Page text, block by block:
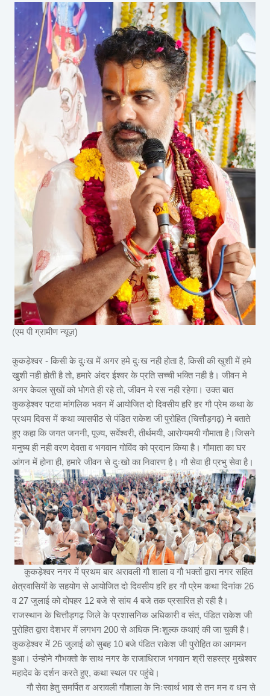
(एम पी ग्रामीण न्यूज़)
कुकड़ेश्वर - किसी के दुःख में अगर हमे दुःख नही होता है, किसी की खुशी में हमे
खुशी नही होती है तो, हमारे अंदर ईश्वर के प्रति सच्ची भक्ति नही है। जीवन मे
अगर केवल सुखों को भोगते ही रहे तो, जीवन मे रस नही रहेगा। उक्त बात
कुकड़ेश्वर पटवा मांगलिक भवन में आयोजित दो दिवसीय हरि हर गौ प्रेम कथा के
प्रथम दिवस में कथा व्यासपीठ से पंडित राकेश जी पुरोहित (चित्तौड़गढ़) ने बताते
हुए कहा कि जगत जननी, पूज्य, सर्वेश्वरी, तीर्थमयी, आरोग्यमयी गौमाता है।जिसने
मनुष्य ही नही वरण देवता व भगवान गोविंद को प्रदान किया है। गौमाता का घर
आंगन में होना ही, हमारे जीवन से दुःखो का निवारण है। गौ सेवा ही प्रभु सेवा है।
कुकड़ेश्वर नगर में प्रथम बार अरावली गौ शाला व गौ भक्तों द्वारा नगर सहित
क्षेत्रवासियों के सहयोग से आयोजित दो दिवसीय हरि हर गौ प्रेम कथा दिनांक 26
व 27 जुलाई को दोपहर 12 बजे से सांय 4 बजे तक प्रसारित हो रही है।
राजस्थान के चित्तौड़गढ़ जिले के प्रशासनिक अधिकारी व संत, पंडित राकेश जी
पुरोहित द्वारा देशभर में लगभग 200 से अधिक निःशुल्क कथाएं की जा चुकी है।
कुकड़ेश्वर में 26 जुलाई को सुबह 10 बजे पंडित राकेश जी पुरोहित का आगमन
हुआ। उंन्होने गौभक्तो के साथ नगर के राजाधिराज भगवान श्री सहस्त्र मुखेश्वर
महादेव के दर्शन करते हुए, कथा स्थल पर पहुंचे।
गौ सेवा हेतु समर्पित व अरावली गौशाला के निःस्वार्थ भाव से तन मन व धन से